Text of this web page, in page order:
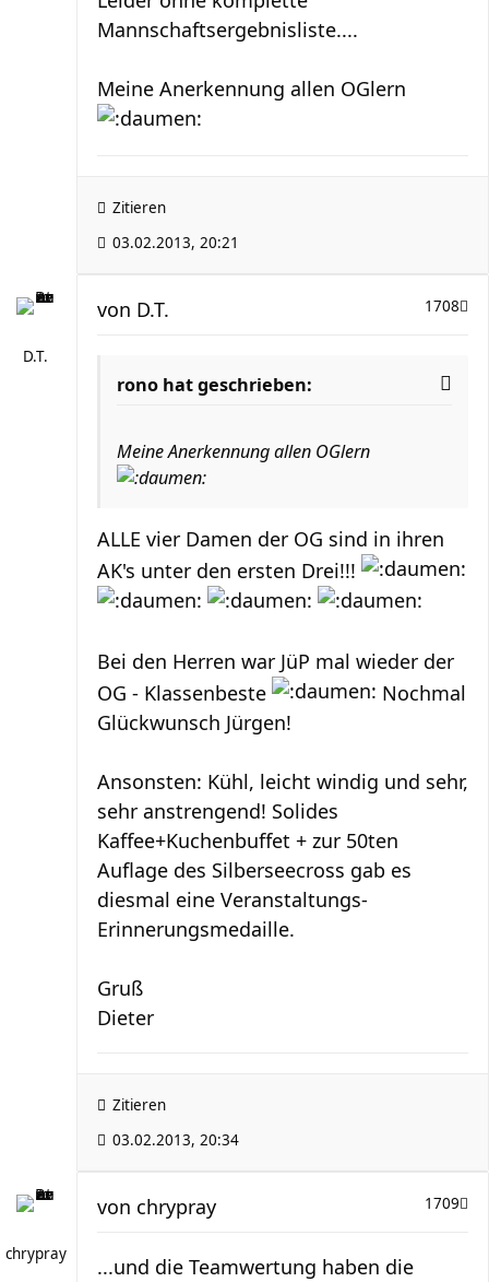
Mannschaftsergebnisliste....
Meine Anerkennung allen OGlern
Zitieren
03.02.2013, 20:21
D.T.
1708
von D.T.
rono hat geschrieben:
Meine Anerkennung allen OGlern
ALLE vier Damen der OG sind in ihren
AK's unter den ersten Drei!!!
Bei den Herren war JüP mal wieder der
OG - Klassenbeste
Nochmal
Glückwunsch Jürgen!
Ansonsten: Kühl, leicht windig und sehr,
sehr anstrengend! Solides
Kaffee+Kuchenbuffet + zur 50ten
Auflage des Silberseecross gab es
diesmal eine Veranstaltungs-
Erinnerungsmedaille.
Gruß
Dieter
Zitieren
03.02.2013, 20:34
chrypray
1709
von chrypray
...und die Teamwertung haben die